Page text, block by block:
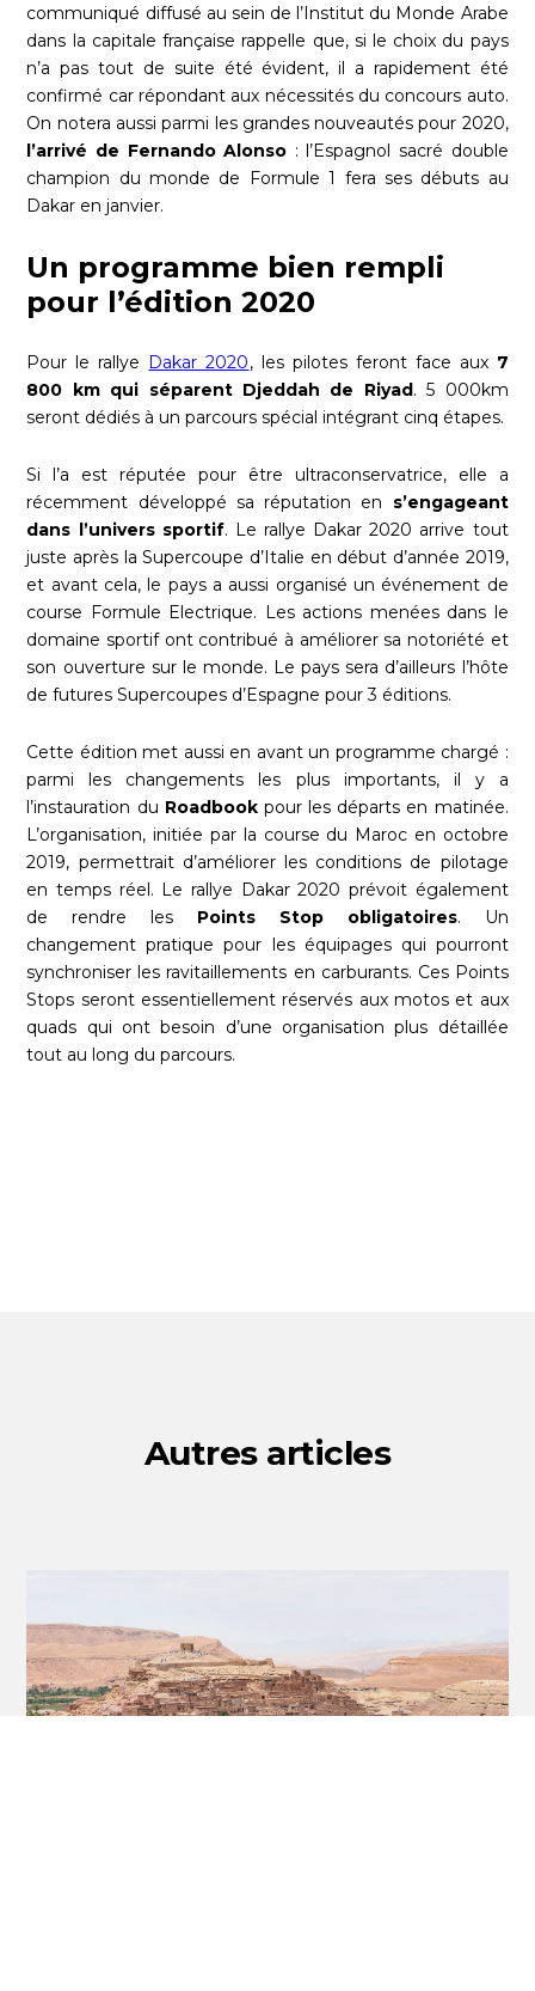
communiqué diffusé au sein de l’Institut du Monde Arabe
dans la capitale française rappelle que, si le choix du pays
n’a pas tout de suite été évident, il a rapidement été
confirmé car répondant aux nécessités du concours auto.
On notera aussi parmi les grandes nouveautés pour 2020,
l’arrivé de Fernando Alonso : l’Espagnol sacré double
champion du monde de Formule 1 fera ses débuts au
Dakar en janvier.
Un programme bien rempli
pour l’édition 2020
Pour le rallye Dakar 2020, les pilotes feront face aux 7
800 km qui séparent Djeddah de Riyad. 5 000km
seront dédiés à un parcours spécial intégrant cinq étapes.
Si l’a est réputée pour être ultraconservatrice, elle a
récemment développé sa réputation en s’engageant
dans l’univers sportif. Le rallye Dakar 2020 arrive tout
juste après la Supercoupe d’Italie en début d’année 2019,
et avant cela, le pays a aussi organisé un événement de
course Formule Electrique. Les actions menées dans le
domaine sportif ont contribué à améliorer sa notoriété et
son ouverture sur le monde. Le pays sera d’ailleurs l’hôte
de futures Supercoupes d’Espagne pour 3 éditions​.
Cette édition met aussi en avant un programme chargé :
parmi les changements les plus importants, il y a
l’instauration du Roadbookpour les départs en matinée.
L’organisation, initiée par la course du Maroc en octobre
2019, permettrait d’améliorer les conditions de pilotage
en temps réel. Le rallye Dakar 2020 prévoit également
de rendre les Points Stop obligatoires. Un
changement pratique pour les équipages qui pourront
synchroniser les ravitaillements en carburants. Ces Points
Stops seront essentiellement réservés aux motos et aux
quads qui ont besoin d’une organisation plus détaillée
tout au long du parcours.
Autres articles